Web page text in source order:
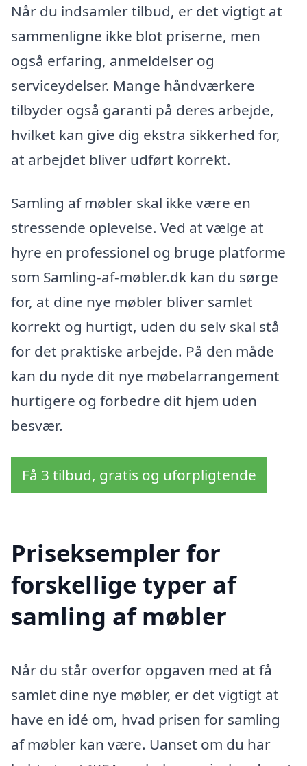
Når du indsamler tilbud, er det vigtigt at
sammenligne ikke blot priserne, men
også erfaring, anmeldelser og
serviceydelser. Mange håndværkere
tilbyder også garanti på deres arbejde,
hvilket kan give dig ekstra sikkerhed for,
at arbejdet bliver udført korrekt.
Samling af møbler skal ikke være en
stressende oplevelse. Ved at vælge at
hyre en professionel og bruge platforme
som Samling-af-møbler.dk kan du sørge
for, at dine nye møbler bliver samlet
korrekt og hurtigt, uden du selv skal stå
for det praktiske arbejde. På den måde
kan du nyde dit nye møbelarrangement
hurtigere og forbedre dit hjem uden
besvær.
Få 3 tilbud, gratis og uforpligtende
Priseksempler for
forskellige typer af
samling af møbler
Når du står overfor opgaven med at få
samlet dine nye møbler, er det vigtigt at
have en idé om, hvad prisen for samling
af møbler kan være. Uanset om du har